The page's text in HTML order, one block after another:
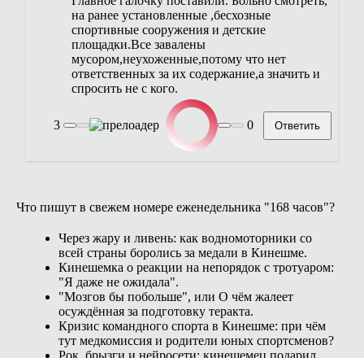
на ранее установленные ,бесхозные
спортивные сооружения и детские
площадки.Все завалены
мусором,неухоженные,потому что нет
ответственных за их содержание,а значить и
спросить не с кого.
3 0 Ответить
Что пишут в свежем номере еженедельника "168 часов"?
Через жару и ливень: как водномоторники со
всей страны боролись за медали в Кинешме.
Кинешемка о реакции на непорядок с тротуаром:
"Я даже не ожидала".
"Мозгов бы побольше", или О чём жалеет
осуждённая за подготовку теракта.
Кризис командного спорта в Кинешме: при чём
тут медкомиссия и родители юных спортсменов?